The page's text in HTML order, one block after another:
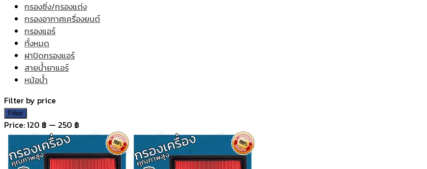
กรองซิ่ง/กรองแต่ง
กรองอากาศเครื่องยนต์
กรองแอร์
ทั้งหมด
ฝาปิดกรองแอร์
สายน้ำยาแอร์
หม้อน้ำ
Filter by price
Min
price
Max
price
Filter
Price:120 ฿ — 250 ฿